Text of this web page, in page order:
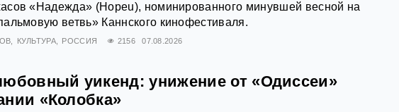
«Надежда» (Hopeu), номинированного минувшей весной на
ветвь» Каннского кинофестиваля.
КУЛЬТУРА РОССИЯ 2156 07.08.2026
уикенд: унижение от «Одиссеи»
«Колобка»